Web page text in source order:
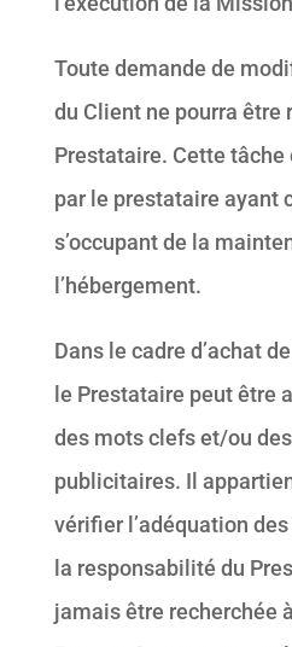
Toute demande de
du Client ne pourra être
Prestataire. Cette tâche
par le prestataire ayant
s’occupant de la
l’hébergement.
Dans le cadre d’achat
le Prestataire peut être
des mots clefs et/ou
publicitaires. Il
vérifier l’adéquation
la responsabilité du
jamais être recherchée